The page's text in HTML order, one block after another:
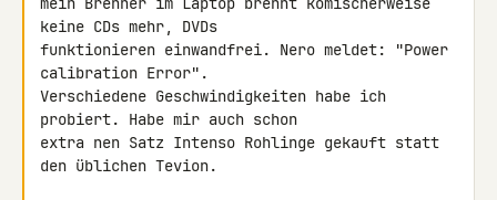
keine CDs mehr, DVDs
funktionieren einwandfrei. Nero meldet: "Power
calibration Error".
Verschiedene Geschwindigkeiten habe ich
probiert. Habe mir auch schon
extra nen Satz Intenso Rohlinge gekauft statt
den üblichen Tevion.